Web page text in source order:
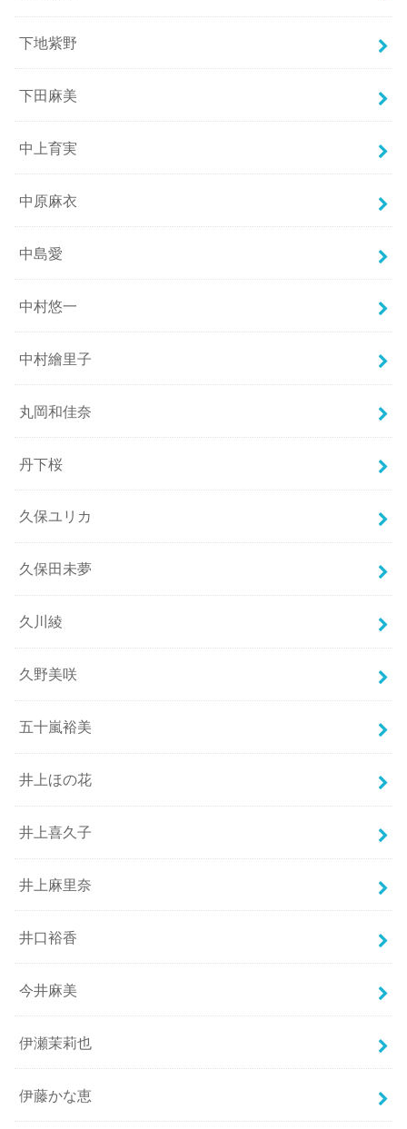
下地紫野
下田麻美
中上育実
中原麻衣
中島愛
中村悠一
中村繪里子
丸岡和佳奈
丹下桜
久保ユリカ
久保田未夢
久川綾
久野美咲
五十嵐裕美
井上ほの花
井上喜久子
井上麻里奈
井口裕香
今井麻美
伊瀬茉莉也
伊藤かな恵